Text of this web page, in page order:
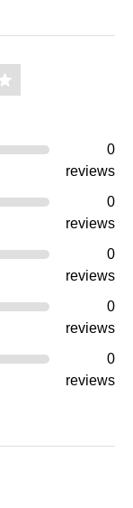
0
reviews
0
reviews
0
reviews
0
reviews
0
reviews